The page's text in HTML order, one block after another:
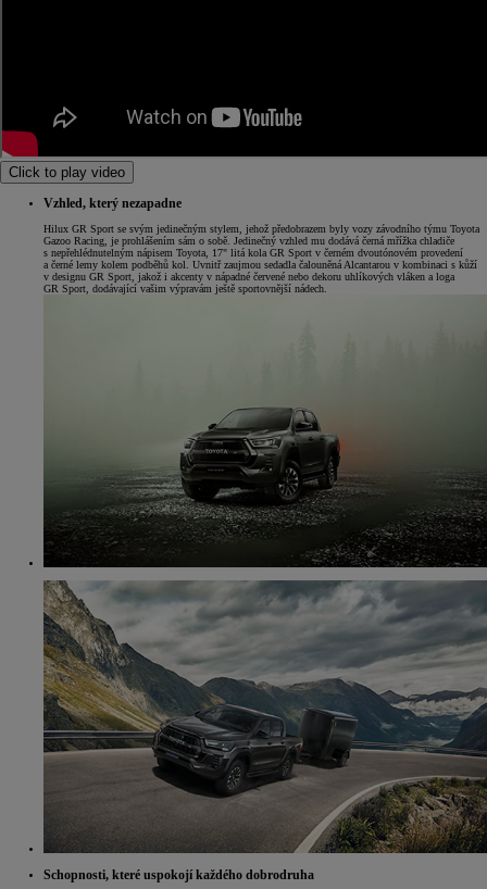
Click to play video
Vzhled, který nezapadne
Hilux GR Sport se svým jedinečným stylem, jehož předobrazem byly vozy závodního týmu Toyota
Gazoo Racing, je prohlášením sám o sobě. Jedinečný vzhled mu dodává černá mřížka chladiče
s nepřehlédnutelným nápisem Toyota, 17" litá kola GR Sport v černém dvoutónovém provedení
a černé lemy kolem podběhů kol. Uvnitř zaujmou sedadla čalouněná Alcantarou v kombinaci s kůží
v designu GR Sport, jakož i akcenty v nápadné červené nebo dekoru uhlíkových vláken a loga
GR Sport, dodávající vašim výpravám ještě sportovnější nádech.
Schopnosti, které uspokojí každého dobrodruha